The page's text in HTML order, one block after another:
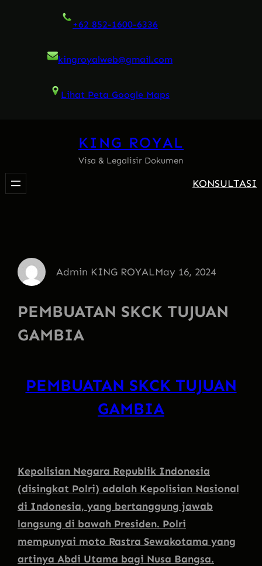
+62 852-1600-6336
kingroyalweb@gmail.com
Lihat Peta Google Maps
KING ROYAL
Visa & Legalisir Dokumen
KONSULTASI
Admin KING ROYALMay 16, 2024
PEMBUATAN SKCK TUJUAN
GAMBIA
PEMBUATAN SKCK TUJUAN
GAMBIA
Kepolisian Negara Republik Indonesia
(disingkat Polri) adalah Kepolisian Nasional
di Indonesia, yang bertanggung jawab
langsung di bawah Presiden. Polri
mempunyai moto Rastra Sewakotama yang
artinya Abdi Utama bagi Nusa Bangsa.